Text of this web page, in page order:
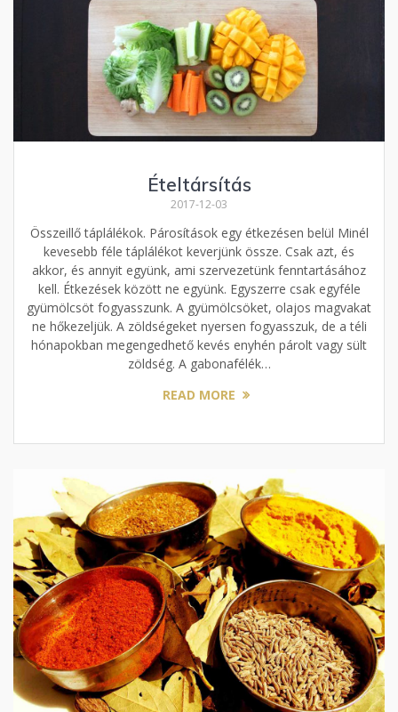
Ételtársítás
2017-12-03
Összeillő táplálékok. Párosítások egy étkezésen belül Minél
kevesebb féle táplálékot keverjünk össze. Csak azt, és
akkor, és annyit együnk, ami szervezetünk fenntartásához
kell. Étkezések között ne együnk. Egyszerre csak egyféle
gyümölcsöt fogyasszunk. A gyümölcsöket, olajos magvakat
ne hőkezeljük. A zöldségeket nyersen fogyasszuk, de a téli
hónapokban megengedhető kevés enyhén párolt vagy sült
zöldség. A gabonafélék…
READ MORE